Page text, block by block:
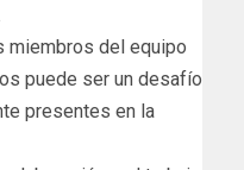
miembros del equipo
puede ser un desafío
presentes en la